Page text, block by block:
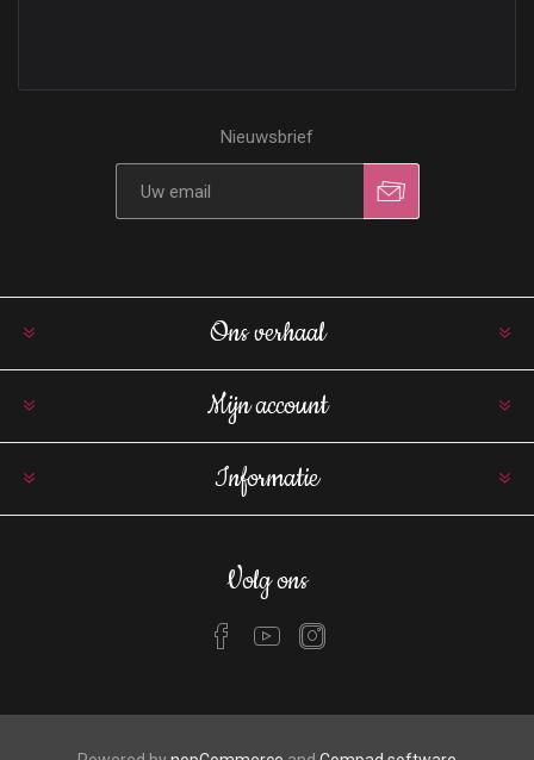
Nieuwsbrief
Ons verhaal
Mijn account
Informatie
Volg ons